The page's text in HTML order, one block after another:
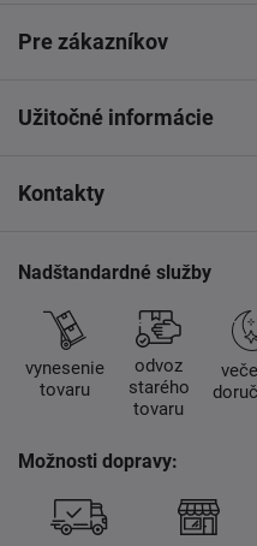
Pre zákazníkov
Užitočné informácie
Kontakty
Nadštandardné služby
vynesenie
tovaru
odvoz
starého
tovaru
Možnosti dopravy: